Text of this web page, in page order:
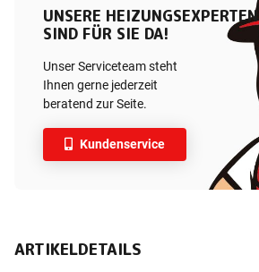
UNSERE HEIZUNGSEXPERTEN
SIND FÜR SIE DA!
Unser Serviceteam steht
Ihnen gerne jederzeit
beratend zur Seite.
Kundenservice
ARTIKELDETAILS